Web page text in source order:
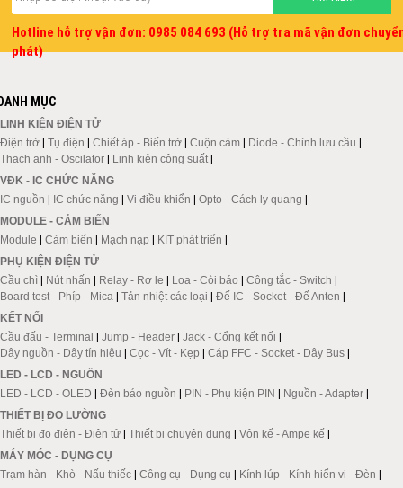
Hotline hỗ trợ vận đơn: 0985 084 693 (Hỗ trợ tra mã vận đơn
phát)
MỤC
LINH KIỆN ĐIỆN TỬ
Điện trở | Tụ điện | Chiết áp - Biến trở | Cuộn cảm | Diode - Chỉnh lưu cầu |
Thạch anh - Oscilator | Linh kiện công suất |
VĐK - IC CHỨC NĂNG
IC nguồn | IC chức năng | Vi điều khiển | Opto - Cách ly quang |
MODULE - CẢM BIẾN
Module | Cảm biến | Mạch nạp | KIT phát triển |
PHỤ KIỆN ĐIỆN TỬ
Cầu chì | Nút nhấn | Relay - Rơ le | Loa - Còi báo | Công tắc - Switch |
Board test - Phíp - Mica | Tản nhiệt các loại | Đế IC - Socket - Đế Anten |
KẾT NỐI
Cầu đấu - Terminal | Jump - Header | Jack - Cổng kết nối |
Dây nguồn - Dây tín hiệu | Cọc - Vít - Kẹp | Cáp FFC - Socket - Dây Bus |
LED - LCD - NGUỒN
LED - LCD - OLED | Đèn báo nguồn | PIN - Phụ kiện PIN | Nguồn - Adapter |
THIẾT BỊ ĐO LƯỜNG
Thiết bị đo điện - Điện tử | Thiết bị chuyên dụng | Vôn kế - Ampe kế |
MÁY MÓC - DỤNG CỤ
Trạm hàn - Khò - Nấu thiếc | Công cụ - Dụng cụ | Kính lúp - Kính hiển vi - Đèn |